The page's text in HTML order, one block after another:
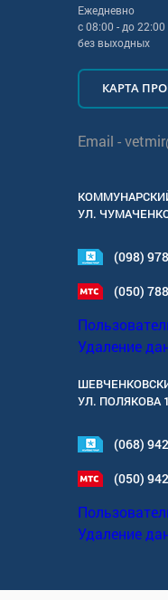
Ежедневно
с08:00 - до22:00
без выходных
КАРТА
Email -
УЛ.
(098)
(050)
Удаление
УЛ. ПОЛЯКОВА
(068)
(050)
Удаление